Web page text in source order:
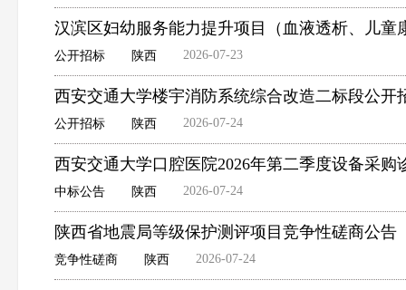
汉滨区妇幼服务能力提升项目（血液透析、儿童
公开招标 陕西 2026-07-23
西安交通大学楼宇消防系统综合改造二标段公开
公开招标 陕西 2026-07-24
西安交通大学口腔医院2026年第二季度设备采
中标公告 陕西 2026-07-24
陕西省地震局等级保护测评项目竞争性磋商公告
竞争性磋商 陕西 2026-07-24